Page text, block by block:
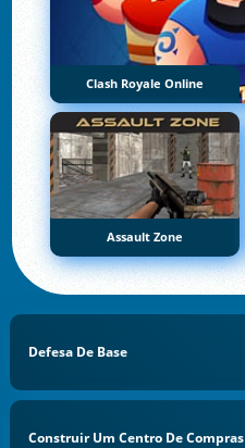
Clash Royale Online
Assault Zone
Defesa De Base
Construir Um Centro De Compras